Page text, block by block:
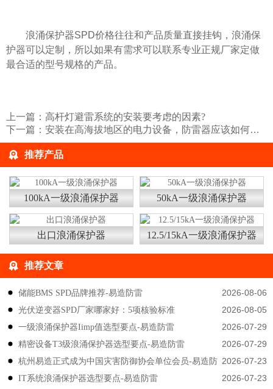
浪涌保护器SPD价格往往和产品质量直接挂钩，浪涌保
护器可以定制，所以如果有需求可以联系专业正规厂家定做
最合适的型号规格的产品。
上一篇： 高杆灯避雷系统的安装要考虑的因素?
下一篇： 安装在高海拔地区的电力设备，防雷器应该如何选择？易造防雷
推荐产品
100kA一级浪涌保护器 50kA一级浪涌保护器
出口浪涌保护器 12.5/15kA一级浪涌保护器
推荐文章
2026-08-06
储能BMS SPD品牌推荐-易造防雷
2026-08-05
光伏逆变器SPD厂家哪家好：5项核验标准
2026-07-29
一级浪涌保护器Iimp值选型要点-易造防雷
2026-07-29
精密设备T3级浪涌保护器选型要点-易造防雷
2026-07-23
杭州易造正式成为中国灾害防御协会单位会员-易造防
雷
2026-07-23
IT系统浪涌保护器选型要点-易造防雷